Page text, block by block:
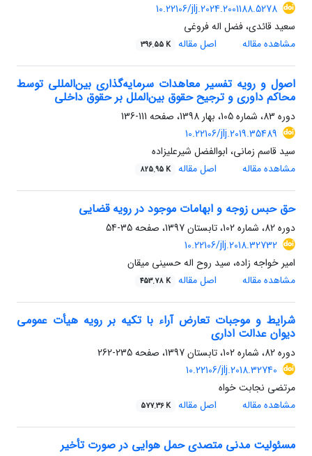
10.22106/jlj.2024.2001188.5278
سعید قائدی، فضل اله فروغی
مشاهده مقاله
اصل مقاله 396.55 K
اصول و رویه تفسیر معاهدات سرمایه‌گذاری بین‌المللی توسط
محاکم داوری و ترجیح حقوق بین‌الملل بر حقوق داخلی
دوره 83، شماره 105، بهار 1398، صفحه
111-136
10.22106/jlj.2019.35489
سید قاسم زمانی، ابوالفضل شیرعلیزاده
مشاهده مقاله
اصل مقاله 825.95 K
حق حبس زوجه و ابهامات موجود در رویه قضایی
دوره 82، شماره 102، تابستان 1397، صفحه
35-54
10.22106/jlj.2018.32732
امیر خواجه زاده، سید روح اله حسینی میقان
مشاهده مقاله
اصل مقاله 453.78 K
شرایط و موجبات تعارض آراء با تکیه بر رویه هیأت عمومی
دیوان عدالت اداری
دوره 82، شماره 102، تابستان 1397، صفحه
235-262
10.22106/jlj.2018.32740
مرتضی نجابت خواه
مشاهده مقاله
اصل مقاله 577.36 K
مسئولیت مدنی متصدی حمل هوایی در صورت تأخیر